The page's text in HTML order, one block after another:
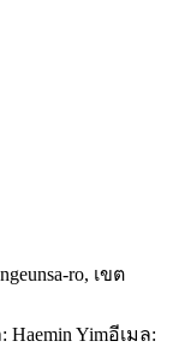
ro, เขต
Yimอีเมล: